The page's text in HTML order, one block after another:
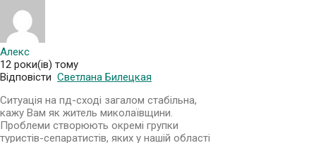
Алекс
12 роки(ів) тому
Відповісти Светлана Билецкая
Ситуація на пд-сході загалом стабільна,
кажу Вам як житель миколаївщини.
Проблеми створюють окремі групки
туристів-сепаратистів, яких у нашій області